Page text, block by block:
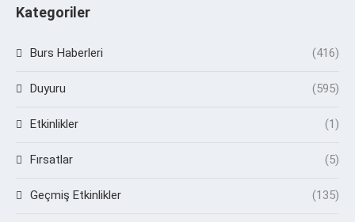
Kategoriler
Burs Haberleri (416)
Duyuru (595)
Etkinlikler (1)
Fırsatlar (5)
Geçmiş Etkinlikler (135)